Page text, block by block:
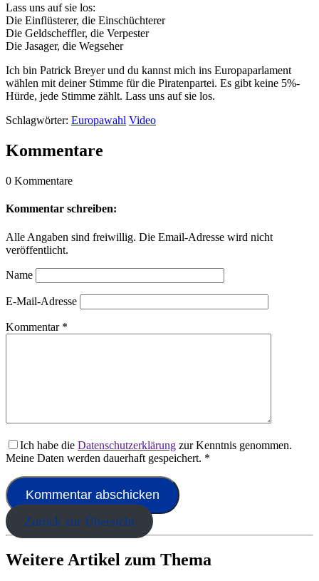
Lass uns auf sie los:
Die Einflüsterer, die Einschüchterer
Die Geldscheffler, die Verpester
Die Jasager, die Wegseher
Ich bin Patrick Breyer und du kannst mich ins Europaparlament
wählen mit deiner Stimme für die Piratenpartei. Es gibt keine 5%-
Hürde, jede Stimme zählt. Lass uns auf sie los.
Schlagwörter: Europawahl Video
Kommentare
0 Kommentare
Kommentar schreiben:
Alle Angaben sind freiwillig. Die Email-Adresse wird nicht
veröffentlicht.
Name
E-Mail-Adresse
Kommentar *
Ich habe die Datenschutzerklärung zur Kenntnis genommen.
Meine Daten werden dauerhaft gespeichert. *
Zurück zur Übersicht
Weitere Artikel zum Thema